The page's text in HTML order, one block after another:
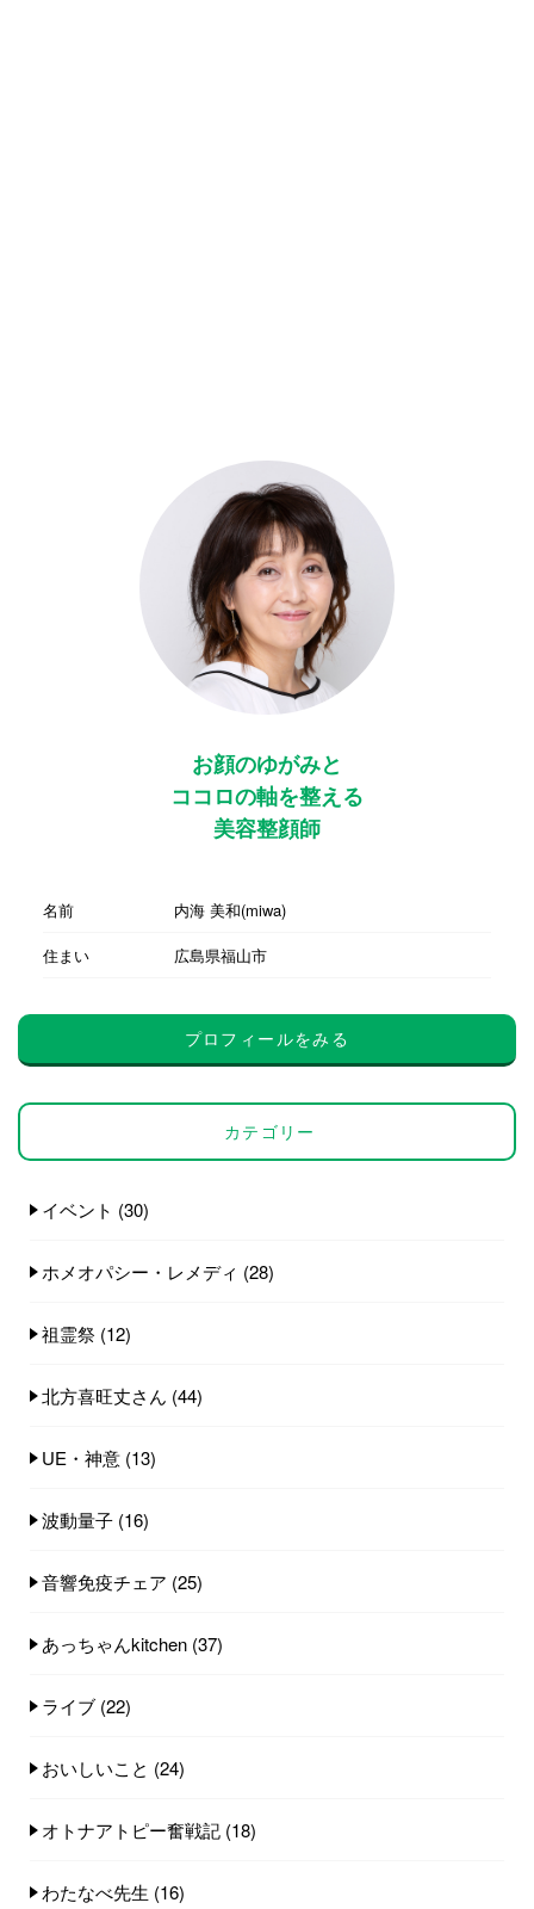
お顔のゆがみと
ココロの軸を整える
美容整顔師
名前
内海 美和(miwa)
住まい
広島県福山市
プロフィールをみる
カテゴリー
イベント (30)
ホメオパシー・レメディ (28)
祖霊祭 (12)
北方喜旺丈さん (44)
UE・神意 (13)
波動量子 (16)
音響免疫チェア (25)
あっちゃんkitchen (37)
ライブ (22)
おいしいこと (24)
オトナアトピー奮戦記 (18)
わたなべ先生 (16)